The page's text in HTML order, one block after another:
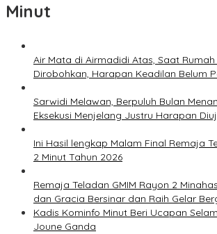
Minut
Air Mata di Airmadidi Atas, Saat
Dirobohkan, Harapan Keadilan Belum
Sarwidi Melawan, Berpuluh Bulan
Eksekusi Menjelang Justru Harapan
Ini Hasil lengkap Malam Final Remaja
2 Minut Tahun 2026
Remaja Teladan GMIM Rayon 2
dan Gracia Bersinar dan Raih Gelar
Kadis Kominfo Minut Beri Ucapan
Joune Ganda